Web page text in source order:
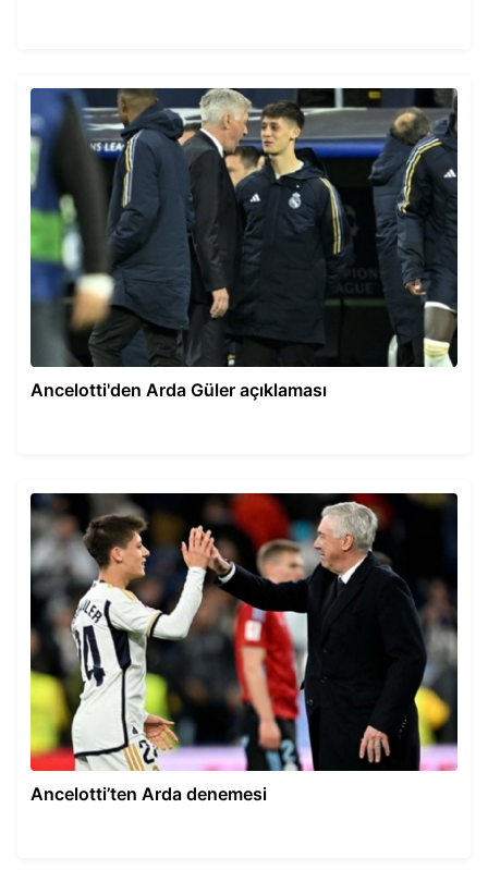
Ancelotti'den Arda Güler açıklaması
Ancelotti’ten Arda denemesi